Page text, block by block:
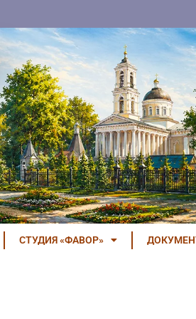
СТУДИЯ «ФАВОР»